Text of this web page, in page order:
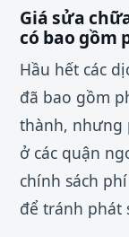
Giá sửa
có bao gồm
Hầu hết các
đã bao gồm
thành, nhưng
ở các quận
chính sách
để tránh phát